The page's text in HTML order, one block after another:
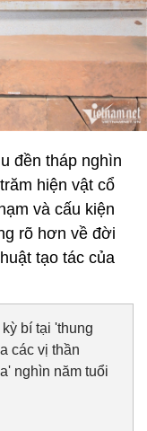
đền tháp nghìn
hiện vật cổ
và cấu kiện
rõ hơn về đời
tạo tác của
bí tại 'thung
các vị thần
nghìn năm tuổi